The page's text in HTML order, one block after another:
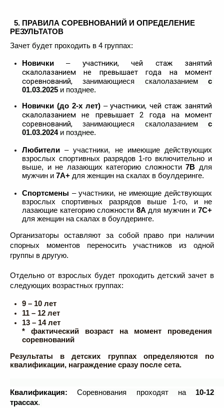
5. ПРАВИЛА СОРЕВНОВАНИЙ И ОПРЕДЕЛЕНИЕ
РЕЗУЛЬТАТОВ
Зачет будет проходить в 4 группах:
Новички – участники, чей стаж занятий
скалолазанием не превышает года на момент
соревнований, занимающиеся скалолазанием с
01.03.2025 и позднее.
Новички (до 2-х лет) – участники, чей стаж занятий
скалолазанием не превышает 2 года на момент
соревнований, занимающиеся скалолазанием с
01.03.2024 и позднее.
Любители – участники, не имеющие действующих
взрослых спортивных разрядов 1-го включительно и
выше, и не лазающих категорию сложности 7B для
мужчин и 7А+ для женщин на скалах в боулдеринге.
Спортсмены – участники, не имеющие действующих
взрослых спортивных разрядов выше 1-го, и не
лазающие категорию сложности 8А для мужчин и 7C+
для женщин на скалах в боулдеринге.
Организаторы оставляют за собой право при наличии
спорных моментов переносить участников из одной
группы в другую.
Отдельно от взрослых будет проходить детский зачет в
следующих возрастных группах:
9 – 10 лет
11 – 12 лет
13 – 14 лет
* фактический возраст на момент проведения
соревнований
Результаты в детских группах определяются по
квалификации, награждение сразу после сета.
Квалификация: Соревнования проходят на 10-12
трассах.